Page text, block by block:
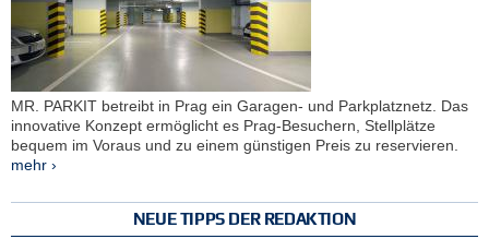
MR. PARKIT betreibt in Prag ein Garagen- und Parkplatznetz. Das
innovative Konzept ermöglicht es Prag-Besuchern, Stellplätze
bequem im Voraus und zu einem günstigen Preis zu reservieren.
mehr ›
NEUE TIPPS DER REDAKTION